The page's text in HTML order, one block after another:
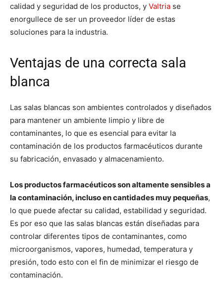
calidad y seguridad de los productos, y Valtria se
enorgullece de ser un proveedor líder de estas
soluciones para la industria.
Ventajas de una correcta sala
blanca
Las salas blancas son ambientes controlados y diseñados
para mantener un ambiente limpio y libre de
contaminantes, lo que es esencial para evitar la
contaminación de los productos farmacéuticos durante
su fabricación, envasado y almacenamiento.
Los productos farmacéuticos son altamente sensibles a
la contaminación, incluso en cantidades muy pequeñas,
lo que puede afectar su calidad, estabilidad y seguridad.
Es por eso que las salas blancas están diseñadas para
controlar diferentes tipos de contaminantes, como
microorganismos, vapores, humedad, temperatura y
presión, todo esto con el fin de minimizar el riesgo de
contaminación.